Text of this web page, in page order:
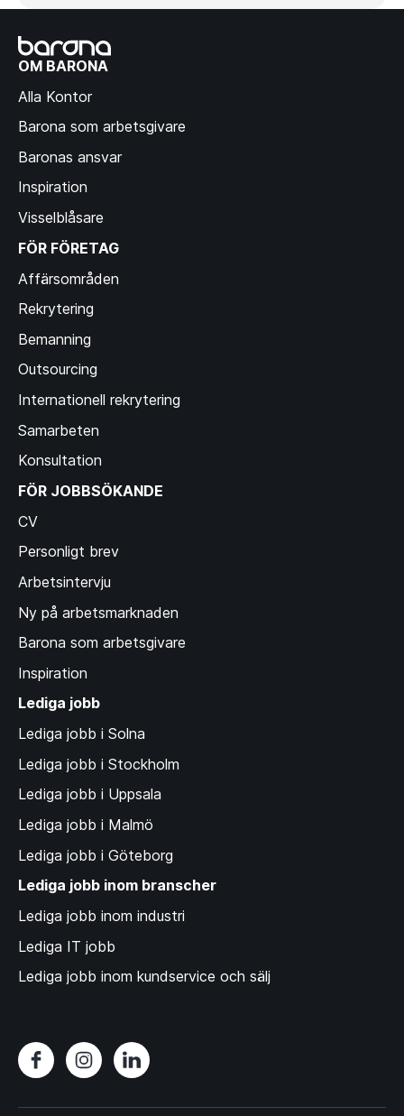
OM BARONA
Alla Kontor
Barona som arbetsgivare
Baronas ansvar
Inspiration
Visselblåsare
FÖR FÖRETAG
Affärsområden
Rekrytering
Bemanning
Outsourcing
Internationell rekrytering
Samarbeten
Konsultation
FÖR JOBBSÖKANDE
CV
Personligt brev
Arbetsintervju
Ny på arbetsmarknaden
Barona som arbetsgivare
Inspiration
Lediga jobb
Lediga jobb i Solna
Lediga jobb i Stockholm
Lediga jobb i Uppsala
Lediga jobb i Malmö
Lediga jobb i Göteborg
Lediga jobb inom branscher
Lediga jobb inom industri
Lediga IT jobb
Lediga jobb inom kundservice och sälj